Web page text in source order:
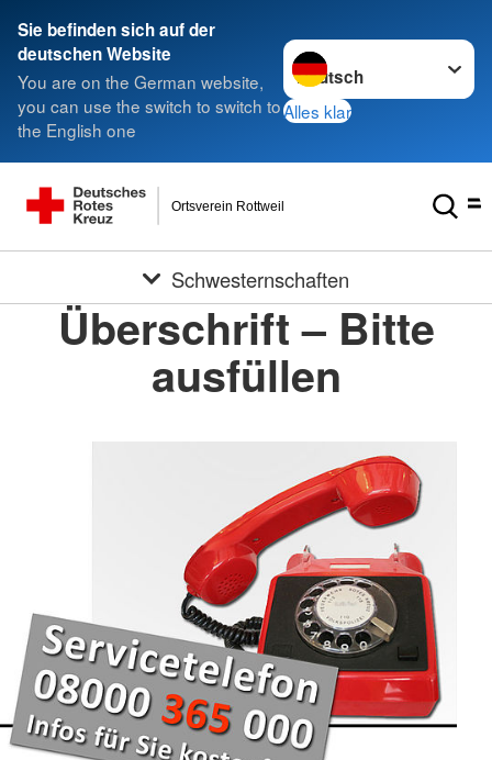
Sie befinden sich auf der
deutschen Website
You are on the German website,
you can use the switch to switch to
the English one
Sprache wechseln zu
Alles klar
Ortsverein Rottweil
Schwesternschaften
Überschrift – Bitte
ausfüllen